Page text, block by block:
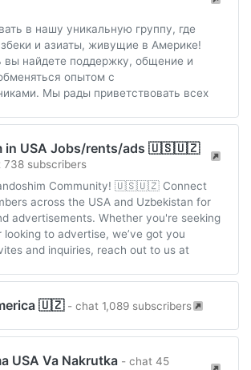
в нашу уникальную группу, где
и азиаты, живущие в Америке!
найдете поддержку, общение и
опытом с
Мы рады приветствовать всех
in USA Jobs/rents/ads 🇺🇸🇺🇿
738 subscribers
Community! 🇺🇸🇺🇿 Connect
across the USA and Uzbekistan for
advertisements. Whether you're seeking
to advertise, we’ve got you
and inquiries, reach out to us at
🇺🇿 - chat 1,089 subscribers
USA Va Nakrutka - chat 45